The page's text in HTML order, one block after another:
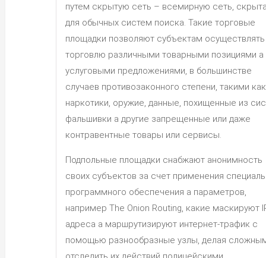
путем скрытую сеть – всемирную сеть,
для обычных систем поиска. Такие торговые
площадки позволяют субъектам осуществлять
торговлю различными товарными позициями а
услуговыми предложениями, в большинстве
случаев противозаконного степени, такими как
наркотики, оружие, данные, похищенные из
фальшивки а другие запрещенные или даже
контравентные товары или сервисы.
Подпольные площадки снабжают анонимность
своих субъектов за счет применения
программного обеспечения а параметров,
например The Onion Routing, какие маскируют
адреса а маршрутизируют интернет-трафик с
помощью разнообразные узлы, делая